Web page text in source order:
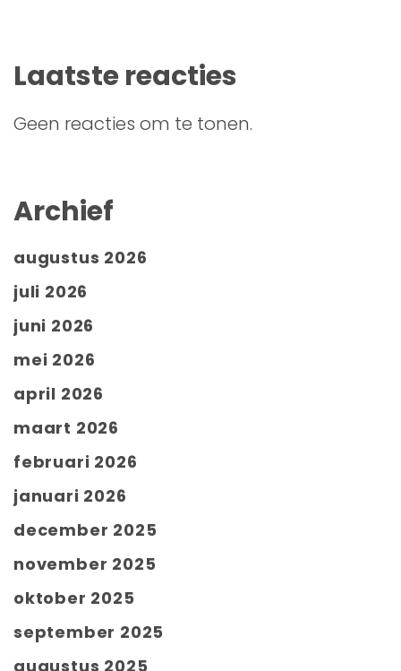
Laatste reacties
Geen reacties om te tonen.
Archief
augustus 2026
juli 2026
juni 2026
mei 2026
april 2026
maart 2026
februari 2026
januari 2026
december 2025
november 2025
oktober 2025
september 2025
augustus 2025